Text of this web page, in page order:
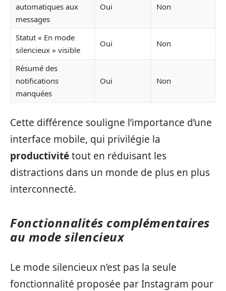
automatiques aux
messages
Oui Non
Statut « En mode
silencieux » visible
Oui Non
Résumé des
notifications
manquées
Oui Non
Cette différence souligne l’importance d’une
interface mobile, qui privilégie la
productivitétout en réduisant les
distractions dans un monde de plus en plus
interconnecté.
Fonctionnalités complémentaires
au mode silencieux
Le mode silencieux n’est pas la seule
fonctionnalité proposée par Instagram pour